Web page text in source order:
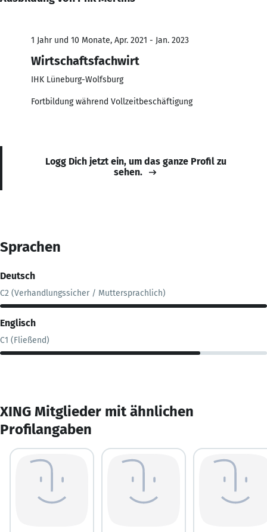
1 Jahr und 10 Monate, Apr. 2021 - Jan. 2023
Wirtschaftsfachwirt
IHK Lüneburg-Wolfsburg
Fortbildung während Vollzeitbeschäftigung
Logg Dich jetzt ein, um das ganze Profil zu
sehen.
Sprachen
Deutsch
C2 (Verhandlungssicher / Muttersprachlich)
Englisch
C1 (Fließend)
XING Mitglieder mit ähnlichen
Profilangaben